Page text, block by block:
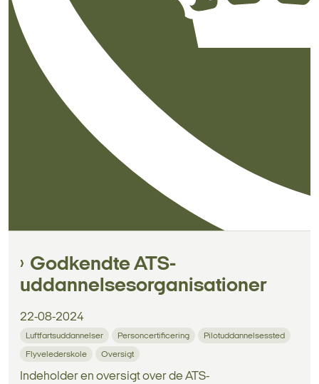
Godkendte ATS-
uddannelsesorganisationer
22-08-2024
Luftfartsuddannelser Personcertificering Pilotuddannelsessted
Flyvelederskole Oversigt
Indeholder en oversigt over de ATS-